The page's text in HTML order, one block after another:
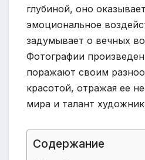
глубиной, оно
эмоциональное
задумывает о вечных
Фотографии
поражают своим
красотой, отражая ее
мира и талант
Содержание